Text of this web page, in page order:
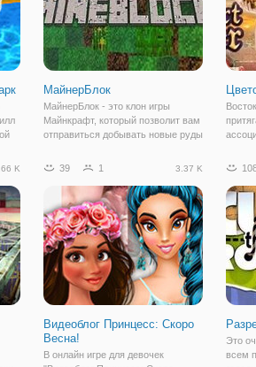
МайнерБлок
МайнерБлок - это клон игры
Майнкрафт, который позволит вам
отправиться добывать новые руды
модификация была создана
одной из лучших. Начнем с самого
начала.
мир,
Сури.
в
K 39 1 3.37 K
Видеоблог Принцесс: Скоро
Весна!
В онлайн игре для девочек
Это
всем